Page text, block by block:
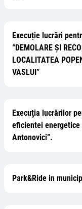
Execuție lucrări
“DEMOLARE ȘI
LOCALITATEA
VASLUI”
Execuţia lucrărilor
eficientei energetice
Antonovici”.
Park&Ride in